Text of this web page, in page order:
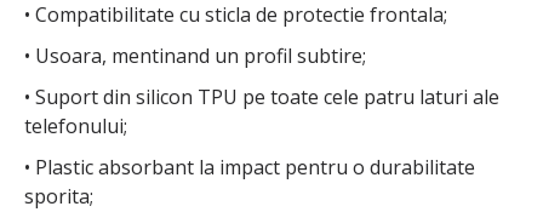
• Compatibilitate cu sticla de protectie frontala;
• Usoara, mentinand un profil subtire;
• Suport din silicon TPU pe toate cele patru laturi ale
telefonului;
• Plastic absorbant la impact pentru o durabilitate
sporita;